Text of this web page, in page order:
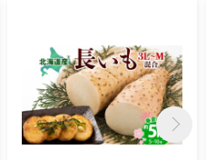
の規模を誇る川崎地域の花火大
水かけ祭りや縄文の野焼きを再
れる独特の祭りも豊富です。
、季節の行事などの場面で、も
」があります。